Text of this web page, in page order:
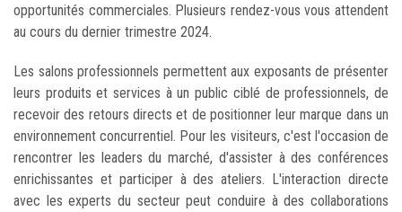
opportunités commerciales. Plusieurs rendez-vous vous attendent
au cours du dernier trimestre 2024.
Les salons professionnels permettent aux exposants de présenter
leurs produits et services à un public ciblé de professionnels, de
recevoir des retours directs et de positionner leur marque dans un
environnement concurrentiel. Pour les visiteurs, c'est l'occasion de
rencontrer les leaders du marché, d'assister à des conférences
enrichissantes et participer à des ateliers. L'interaction directe
avec les experts du secteur peut conduire à des collaborations